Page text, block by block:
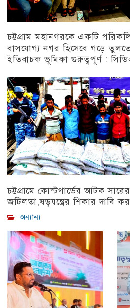
চট্টগ্রাম মহানগরকে একটি
বাসযোগ্য নগর হিসেবে গড়ে তুলতে
ইতিবাচক ভূমিকা গুরুত্বপূর্ণ :
চট্টগ্রাম
চট্টগ্রামে কোস্টগার্ডের আটক
জটিলতা,ষড়যন্ত্রের শিকার দাবি
অন্যান্য